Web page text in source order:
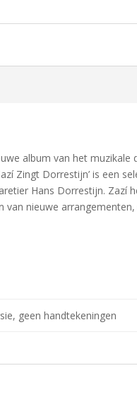
album van het muzikale
Zingt Dorrestijn’ is een
Hans Dorrestijn. Zazí
nieuwe
geen handtekeningen